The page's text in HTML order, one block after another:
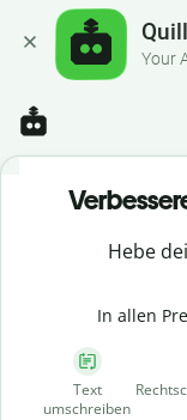
Your
Hebe
In allen
Text
umschreiben